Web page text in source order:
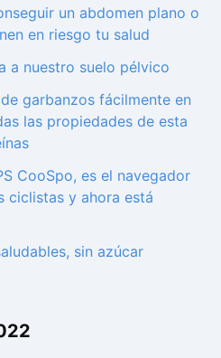
un abdomen plano o
en riesgo tu salud
a nuestro suelo pélvico
garbanzos fácilmente en
las propiedades de esta
CooSpo, es el navegador
ciclistas y ahora está
sin azúcar